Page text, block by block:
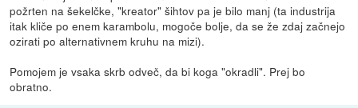
požrten na šekelčke, "kreator" šihtov pa je bilo manj (ta industrija
itak kliče po enem karambolu, mogoče bolje, da se že zdaj začnejo
ozirati po alternativnem kruhu na mizi).
Pomojem je vsaka skrb odveč, da bi koga "okradli". Prej bo
obratno.